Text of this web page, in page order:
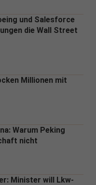
und Salesforce
die Wall Street
Millionen mit
Warum Peking
nicht
Minister will Lkw-